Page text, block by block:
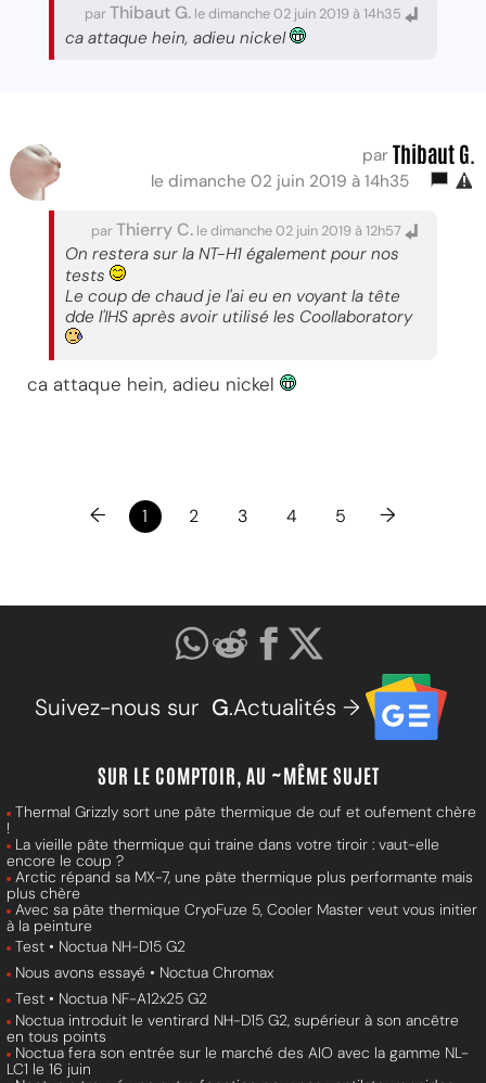
parThibaut G. le dimanche 02 juin 2019 à 14h35
ca attaque hein, adieu nickel
par Thibaut G.
le dimanche 02 juin 2019 à 14h35
parThierry C. le dimanche 02 juin 2019 à 12h57
On restera sur la NT-H1 également pour nos
tests
Le coup de chaud je l'ai eu en voyant la tête
dde l'IHS après avoir utilisé les Coollaboratory
ca attaque hein, adieu nickel
← 1 2 3 4 5 →
Suivez-nous sur G.Actualités →
SUR LE COMPTOIR, AU ~MÊME SUJET
Thermal Grizzly sort une pâte thermique de ouf et oufement chère
!
La vieille pâte thermique qui traine dans votre tiroir : vaut-elle
encore le coup ?
Arctic répand sa MX-7, une pâte thermique plus performante mais
plus chère
Avec sa pâte thermique CryoFuze 5, Cooler Master veut vous initier
à la peinture
Test • Noctua NH-D15 G2
Nous avons essayé • Noctua Chromax
Test • Noctua NF-A12x25 G2
Noctua introduit le ventirard NH-D15 G2, supérieur à son ancêtre
en tous points
Noctua fera son entrée sur le marché des AIO avec la gamme NL-
LC1 le 16 juin